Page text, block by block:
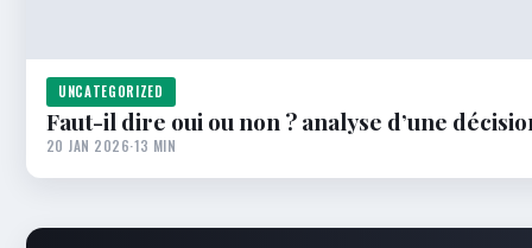
UNCATEGORIZED
Faut-il dire oui ou non ? analyse d’une
20 JAN 2026·13 MIN